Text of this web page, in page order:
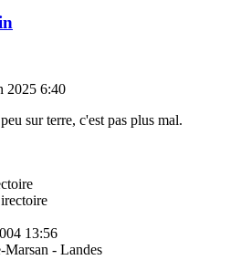
2025 6:40
sur terre, c'est pas plus mal.
13:56
Marsan - Landes